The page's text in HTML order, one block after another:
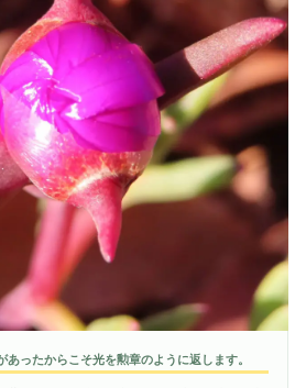
ったからこそ光を勲章のように返します。